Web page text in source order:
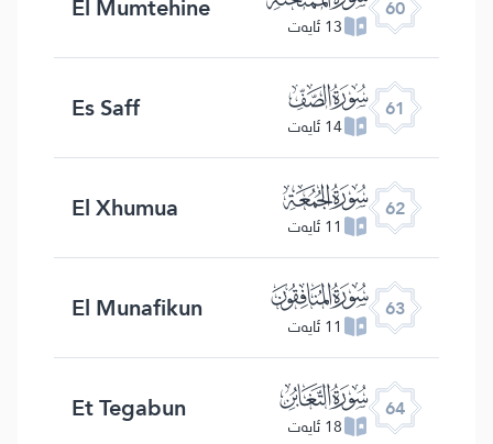
60
13 ئايەت
61 ﯪ
14 ئايەت Es Saff
62 ﯫ
11 ئايەت El Xhumua
63 ﯬ
11 ئايەت El Munafikun
64 ﯭ
18 ئايەت Et Tegabun